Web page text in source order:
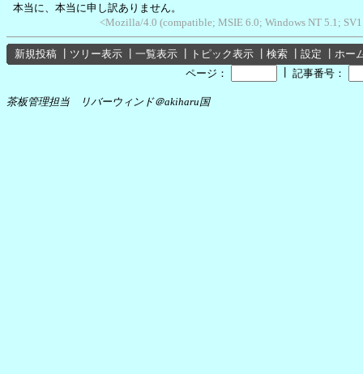
本当に、本当に申し訳ありません。
<Mozilla/4.0 (compatible; MSIE 6.0; Windows NT 5.1;
新規投稿 ツリー表示 一覧表示 トピック表示 検索 設定
ホー
ページ：
記事番号：
茶板管理担当 リバーウィンド＠akiharu国